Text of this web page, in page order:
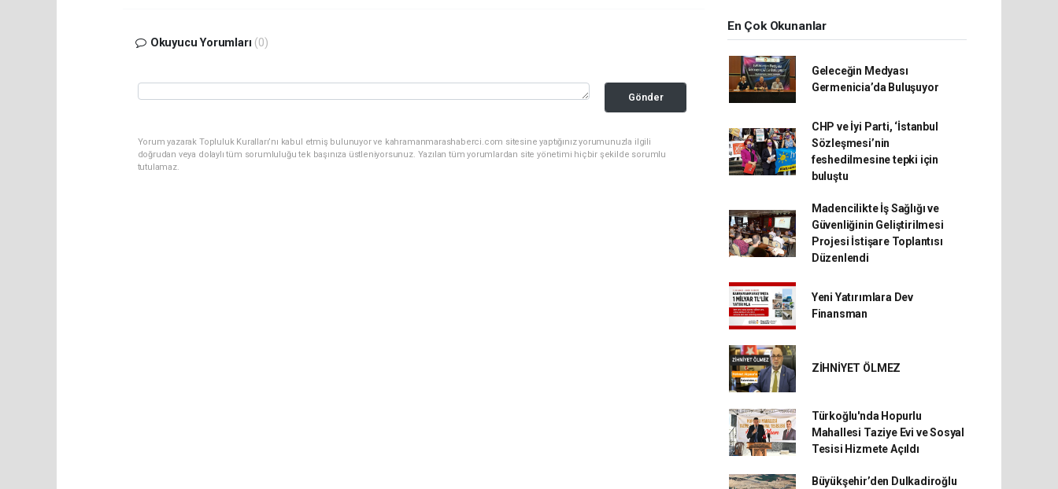
Okuyucu Yorumları (0)
Gönder
Yorum yazarak Topluluk Kuralları’nı kabul etmiş bulunuyor ve kahramanmarashaberci.com sitesine yaptığınız yorumunuzla ilgili
doğrudan veya dolaylı tüm sorumluluğu tek başınıza üstleniyorsunuz. Yazılan tüm yorumlardan site yönetimi hiçbir şekilde sorumlu
tutulamaz.
En Çok Okunanlar
Geleceğin Medyası
Germenicia’da Buluşuyor
CHP ve İyi Parti, ‘İstanbul
Sözleşmesi’nin
feshedilmesine tepki için
buluştu
Madencilikte İş Sağlığı ve
Güvenliğinin Geliştirilmesi
Projesi İstişare Toplantısı
Düzenlendi
Yeni Yatırımlara Dev
Finansman
ZİHNİYET ÖLMEZ
Türkoğlu'nda Hopurlu
Mahallesi Taziye Evi ve Sosyal
Tesisi Hizmete Açıldı
Büyükşehir’den Dulkadiroğlu